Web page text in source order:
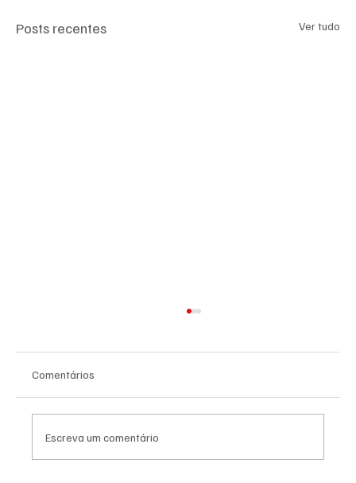
Posts recentes Ver tudo
Comentários
Escreva um comentário